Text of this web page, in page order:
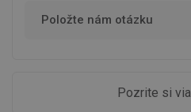
Položte nám otázku
Pozrite si